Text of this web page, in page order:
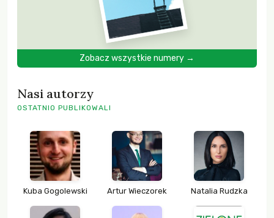
Zobacz wszystkie numery →
Nasi autorzy
OSTATNIO PUBLIKOWALI
Kuba Gogolewski Artur Wieczorek Natalia Rudzka